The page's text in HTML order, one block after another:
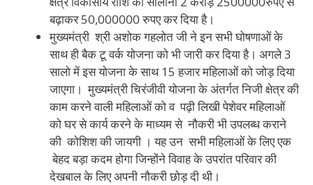
बढ़ाकर 50,000000 रुपए कर दिया है।
मुख्यमंत्री श्री अशोक गहलोत जी ने इन सभी घोषणाओं के
साथ ही बैक टू वर्क योजना को भी जारी कर दिया है। अगले 3
सालो में इस योजना के साथ 15 हजार महिलाओं को जोड़ दिया
जाएगा। मुख्यमंत्री चिरंजीवी योजना के अंतर्गत निजी क्षेत्र की
काम करने वाली महिलाओं को व पढ़ी लिखी पेशेवर महिलाओं
को घर से कार्य करने के माध्यम से नौकरी भी उपलब्ध कराने
की कोशिश की जायगी । यह उन सभी महिलाओं के लिए एक
बेहद बड़ा कदम होगा जिन्होंने विवाह के उपरांत परिवार की
देखबाल के लिए अपनी नौकरी छोड़ दी थी।